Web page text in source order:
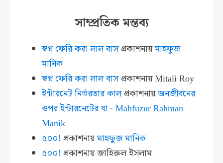
সাম্প্রতিক মন্তব্য
স্বপ্ন ফেরি করা লাল বাসপ্রকাশনায়মাহফুজ
মানিক
স্বপ্ন ফেরি করা লাল বাসপ্রকাশনায়Mitali Roy
ইন্টারনেট নির্ভরতার কালপ্রকাশনায়জনজীবনের
ওপর ইন্টারনেটের ঘা - Mahfuzur Rahman
Manik
৫০০! প্রকাশনায়মাহফুজ মানিক
৫০০! প্রকাশনায়জাহিরুল ইসলাম